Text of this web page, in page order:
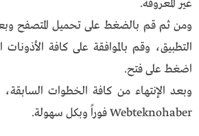
غير المعروفة.
ومن ثم قم بالضغط على تحميل المتصفح
التطبيق، وقم بالموافقة على كافة الأذونات
اضغط على فتح.
وبعد الإنتهاء من كافة الخطوات
Webteknohaber فوراً وبكل سهولة.